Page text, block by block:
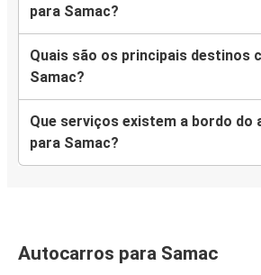
para Samac?
Quais são os principais destinos
Samac?
Que serviços existem a bordo do
para Samac?
Autocarros para Samac